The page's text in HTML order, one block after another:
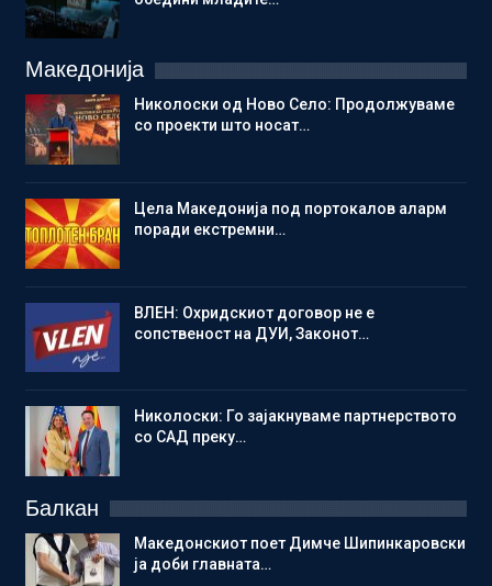
Македонија
Николоски од Ново Село: Продолжуваме
со проекти што носат…
Цела Македонија под портокалов аларм
поради екстремни…
ВЛЕН: Охридскиот договор не е
сопственост на ДУИ, Законот…
Николоски: Го зајакнуваме партнерството
со САД преку…
Балкан
Македонскиот поет Димче Шипинкаровски
ја доби главната…